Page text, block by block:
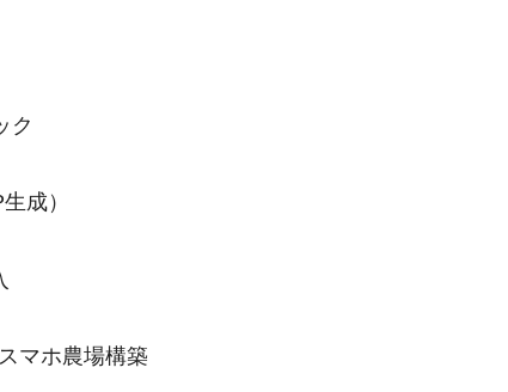
ク
成）
マホ農場構築